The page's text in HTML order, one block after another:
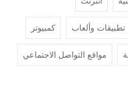
تطبيقات وألعاب كمبيوتر
مواقع التواصل الاجتماعي